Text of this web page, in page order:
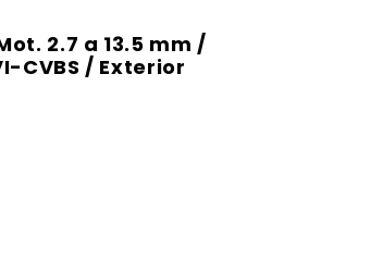
2.7 a 13.5 mm /
CVBS / Exterior